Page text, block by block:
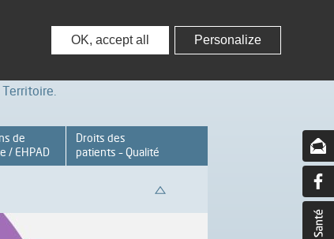
de
/ EHPAD
Droits des
patients – Qualité
OK, accept all Personalize